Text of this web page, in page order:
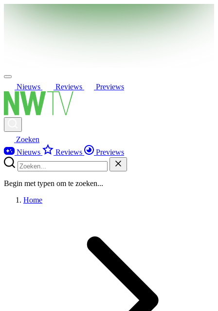
Nieuws Reviews Previews
Zoeken
Nieuws
Reviews Previews
Begin met typen om te zoeken...
Home